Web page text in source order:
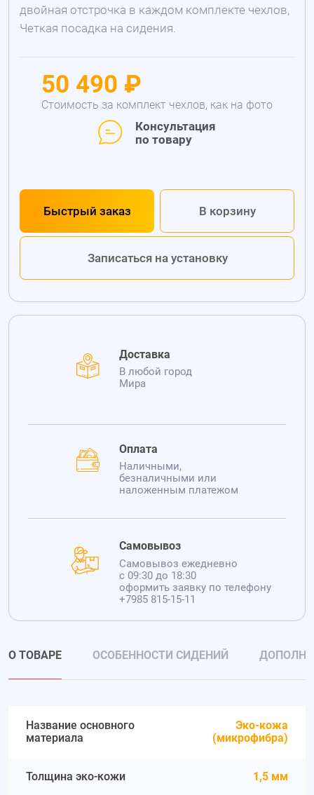
двойная отстрочка в каждом комплекте чехлов,
Четкая посадка на сидения.
50 490 ₽
Стоимость за комплект чехлов, как на фото
Консультация
по товару
Быстрый заказ В корзину
Записаться на установку
Доставка
В любой город
Мира
Оплата
Наличными,
безналичными или
наложенным платежом
Самовывоз
Самовывоз ежедневно
с 09:30 до 18:30
оформить заявку по телефону
+7985 815-15-11
О ТОВАРЕ ОСОБЕННОСТИ СИДЕНИЙ
Название основного
материала
Эко-кожа
(микрофибра)
Толщина эко-кожи 1,5 мм